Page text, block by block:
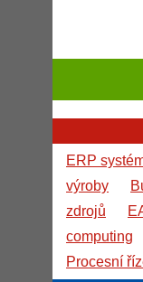
ERP
výroby
zdrojů
computing
Procesní